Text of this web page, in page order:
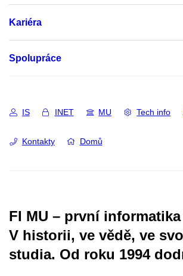
Kariéra
Spolupráce
IS INET MU Tech info
Kontakty Domů
FI MU – první informatika
V historii, ve vědě, ve
studia. Od roku 1994